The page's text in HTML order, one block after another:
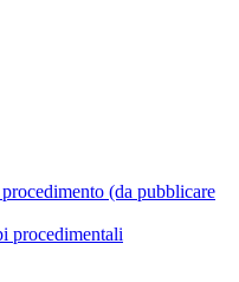
(da pubblicare
procedimentali